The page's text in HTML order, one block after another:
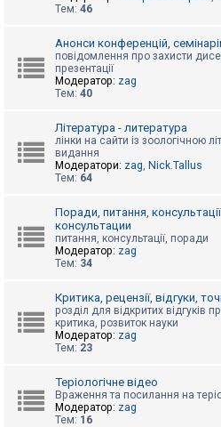
П
м
о
г
Тем: 46
Анонси конференцій,
повідомлення про захисти
презентації
Модератор: zag
Тем: 40
Література - литература
лінки на сайти із зоологічною
видання
Модератори: zag, Nick.Tallus
Тем: 64
Поради, питання,
консультации
питання, консультації, поради
Модератор: zag
Тем: 34
Критика, рецензії, відгуки,
розділ для відкритих відгуків
критика, розвиток науки
Модератор: zag
Тем: 23
Теріологічне відео
Враження та посилання на
Модератор: zag
Тем: 16